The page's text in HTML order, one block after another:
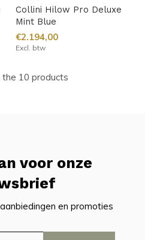
Collini Hilow Pro Deluxe
Mint Blue
€2.194,00
Excl. btw
10 products
voor onze
en promoties